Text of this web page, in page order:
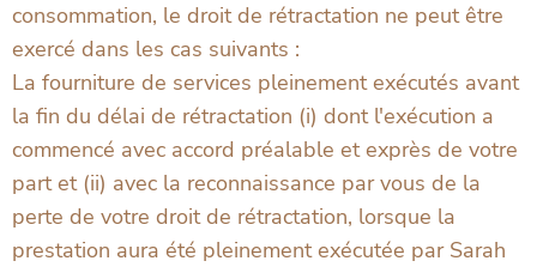
consommation, le droit de rétractation ne peut être
exercé dans les cas suivants :
La fourniture de services pleinement exécutés avant
la fin du délai de rétractation (i) dont l'exécution a
commencé avec accord préalable et exprès de votre
part et (ii) avec la reconnaissance par vous de la
perte de votre droit de rétractation, lorsque la
prestation aura été pleinement exécutée par Sarah